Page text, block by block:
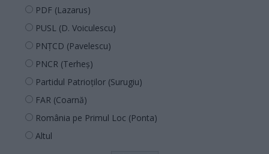
PDF (Lazarus)
PUSL (D. Voiculescu)
PNȚCD (Pavelescu)
PNCR (Terheș)
Partidul Patrioților (Surugiu)
FAR (Coarnă)
România pe Primul Loc (Ponta)
Altul